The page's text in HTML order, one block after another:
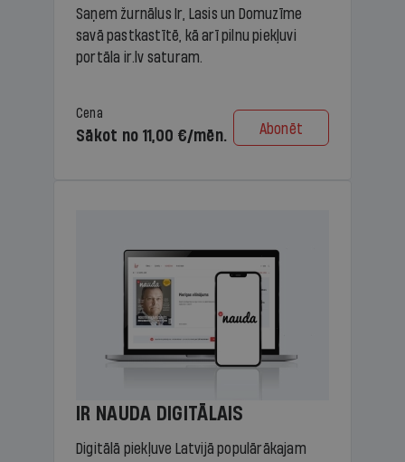
Saņem žurnālus Ir, Lasis un Domuzīme
savā pastkastītē, kā arī pilnu piekļuvi
portāla ir.lv saturam.
Cena
Sākot no 11,00 €/mēn. Abonēt
IR NAUDA DIGITĀLAIS
Digitālā piekļuve Latvijā populārākajam